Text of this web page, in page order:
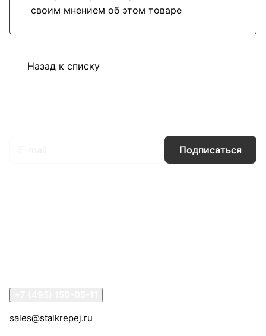
своим мнением об этом товаре
Назад к списку
Подписаться
sales@stalkrepej.ru